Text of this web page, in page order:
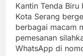
Kantin Tenda
Kota Serang
berbagai macam
pemesanan
WhatsApp di